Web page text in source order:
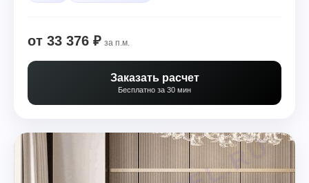
от 33 376 ₽ за п.м.
Заказать расчет
Бесплатно за 30 мин